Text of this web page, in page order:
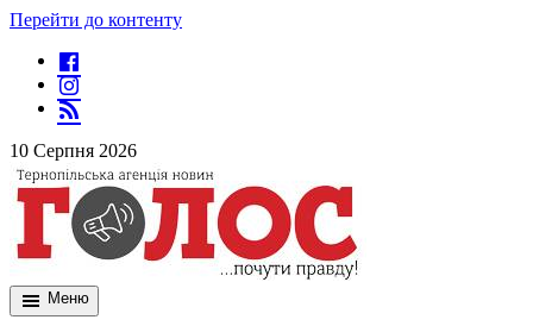
Перейти до контенту
10 Серпня 2026
Меню